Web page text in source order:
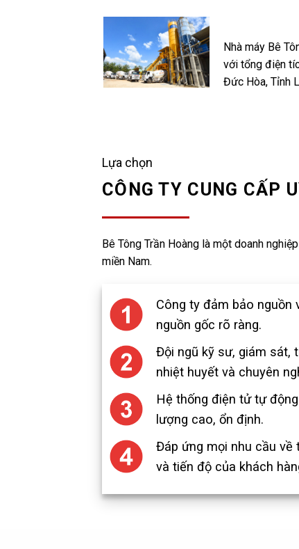
Nhà máy Bê
với tổng điện
Đức Hòa, Tỉnh
Lựa chọn
CÔNG TY CUNG CẤP
Bê Tông Trần Hoàng là một doanh
miền Nam.
Công ty đảm bảo nguồn
nguồn gốc rõ ràng.
Đội ngũ kỹ sư, giám sát,
nhiệt huyết và chuyên
Hệ thống điện tử tự
lượng cao, ổn định.
Đáp ứng mọi nhu cầu về
và tiến độ của khách